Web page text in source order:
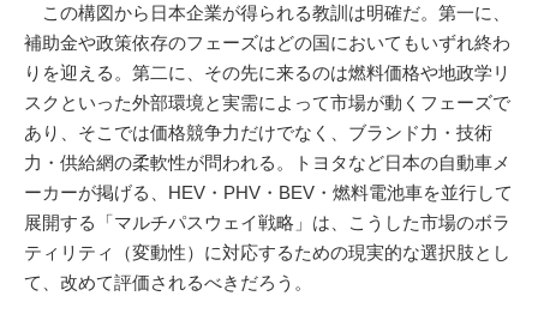
この構図から日本企業が得られる教訓は明確だ。第一に、
補助金や政策依存のフェーズはどの国においてもいずれ終わ
りを迎える。第二に、その先に来るのは燃料価格や地政学リ
スクといった外部環境と実需によって市場が動くフェーズで
あり、そこでは価格競争力だけでなく、ブランド力・技術
力・供給網の柔軟性が問われる。トヨタなど日本の自動車メ
ーカーが掲げる、HEV・PHV・BEV・燃料電池車を並行して
展開する「マルチパスウェイ戦略」は、こうした市場のボラ
ティリティ（変動性）に対応するための現実的な選択肢とし
て、改めて評価されるべきだろう。